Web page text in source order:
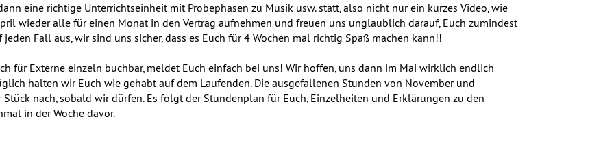
eine richtige Unterrichtseinheit mit Probephasen zu Musik usw. statt, also nicht nur ein kurzes Video, wie
wieder alle für einen Monat in den Vertrag aufnehmen und freuen uns unglaublich darauf, Euch zumindest
Fall aus, wir sind uns sicher, dass es Euch für 4 Wochen mal richtig Spaß machen kann!!
für Externe einzeln buchbar, meldet Euch einfach bei uns! Wir hoffen, uns dann im Mai wirklich endlich
halten wir Euch wie gehabt auf dem Laufenden. Die ausgefallenen Stunden von November und
nach, sobald wir dürfen. Es folgt der Stundenplan für Euch, Einzelheiten und Erklärungen zu den
in der Woche davor.